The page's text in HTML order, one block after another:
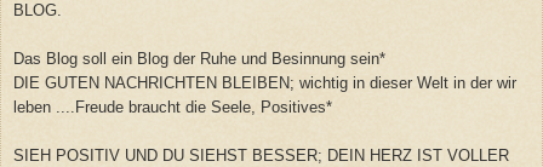
BLOG.
Das Blog soll ein Blog der Ruhe und Besinnung sein*
DIE GUTEN NACHRICHTEN BLEIBEN; wichtig in dieser Welt in der wir
leben ....Freude braucht die Seele, Positives*
SIEH POSITIV UND DU SIEHST BESSER; DEIN HERZ IST VOLLER